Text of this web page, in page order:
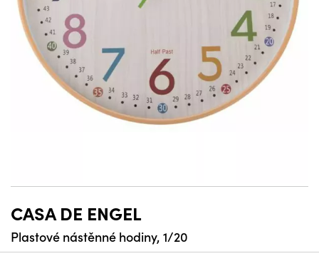
CASA DE ENGEL
Plastové nástěnné hodiny, 1/20